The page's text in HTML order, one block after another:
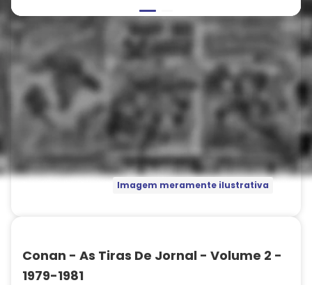
Imagem meramente ilustrativa
Conan - As Tiras De Jornal - Volume 2 -
1979-1981